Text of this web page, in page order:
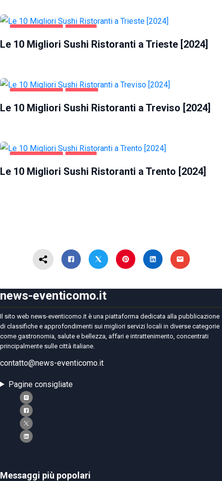
GASTRONOMIA TRIESTE
Le 10 Migliori Sushi Ristoranti a Trieste [2024]
GASTRONOMIA TREVISO
Le 10 Migliori Sushi Ristoranti a Treviso [2024]
GASTRONOMIA TRENTO
Le 10 Migliori Sushi Ristoranti a Trento [2024]
news-eventicomo.it
Il sito web news-eventicomo.it è una piattaforma dedicata alla pubblicazione
di classifiche e approfondimenti sui migliori servizi locali in diverse categorie
come gastronomia, salute e bellezza, affari e intrattenimento, concentrati
principalmente sulle città italiane.
contatto@news-eventicomo.it
Pagine consigliate
Messaggi più popolari